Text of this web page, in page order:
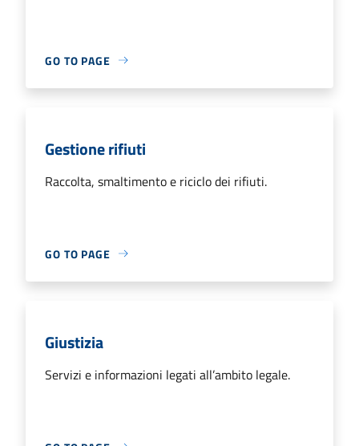
GO TO PAGE
Gestione rifiuti
Raccolta, smaltimento e riciclo dei rifiuti.
GO TO PAGE
Giustizia
Servizi e informazioni legati all’ambito legale.